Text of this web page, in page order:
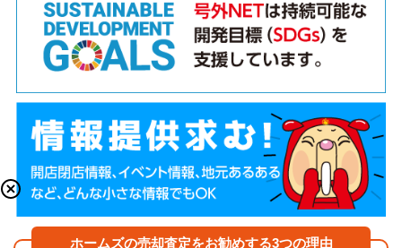
ホームズの売却査定をお勧めする3つの理由